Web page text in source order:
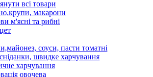
всі товари
макарони
м'ясні та рибні
соуси, пасти томатні
швидке харчування
харчування
овочева